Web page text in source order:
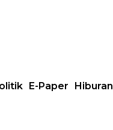
E-Paper Hiburan